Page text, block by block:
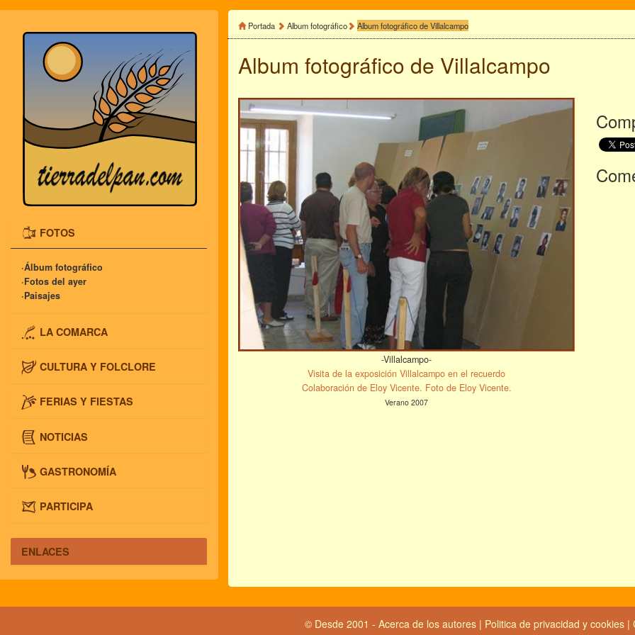
FOTOS
·Álbum fotográfico
·Fotos del ayer
·Paisajes
LA COMARCA
CULTURA Y FOLCLORE
FERIAS Y FIESTAS
NOTICIAS
GASTRONOMÍA
PARTICIPA
ENLACES
Portada Album fotográfico Album fotográfico de Villalcampo
Album fotográfico de Villalcampo
-Villalcampo-
Visita de la exposición Villalcampo en el recuerdo
Colaboración de Eloy Vicente. Foto de Eloy Vicente.
Verano 2007
© Desde 2001 - Acerca de los autores| Politica de privacidad y cookies |